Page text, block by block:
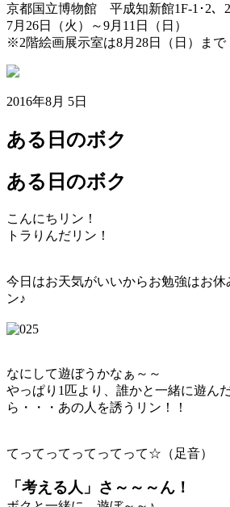
京都国立博物館 平成知新館1F-1･2、
7月26日（火）～9月11日（日）
※2階絵画展示室は8月28日（日）まで
2016年8月 5日
ある日のボク
ある日のボク
こんにちリン！
トラりんだリン！
今日はお天気がいいからお勉強はお休
ン♪
なにして遊ぼうかなぁ～～
やっぱり1匹より、誰かと一緒に遊ん
ら・・・あの人を誘うリン！！
てってってってってって☆（足音）
「考える人」さ～～～ん！